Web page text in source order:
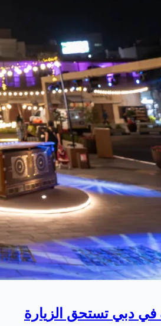
في دبي تستحق الزيارة